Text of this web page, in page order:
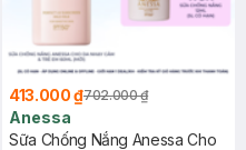
413.000 ₫702.000 ₫
Anessa
Sữa Chống Nắng Anessa Cho